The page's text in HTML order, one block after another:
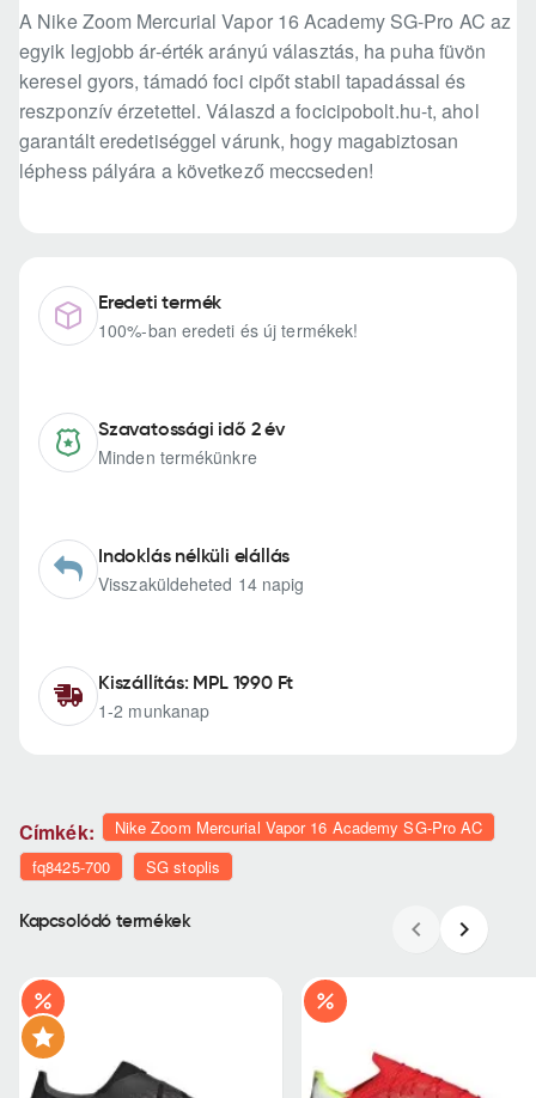
A Nike Zoom Mercurial Vapor 16 Academy SG-Pro AC az
egyik legjobb ár-érték arányú választás, ha puha füvön
keresel gyors, támadó foci cipőt stabil tapadással és
reszponzív érzetettel. Válaszd a focicipobolt.hu-t, ahol
garantált eredetiséggel várunk, hogy magabiztosan
léphess pályára a következő meccseden!
Eredeti termék
100%-ban eredeti és új termékek!
Szavatossági idő 2 év
Minden termékünkre
Indoklás nélküli elállás
Visszaküldeheted 14 napig
Kiszállítás: MPL 1990 Ft
1-2 munkanap
Címkék:
Nike Zoom Mercurial Vapor 16 Academy SG-Pro AC
fq8425-700
SG stoplis
Kapcsolódó termékek